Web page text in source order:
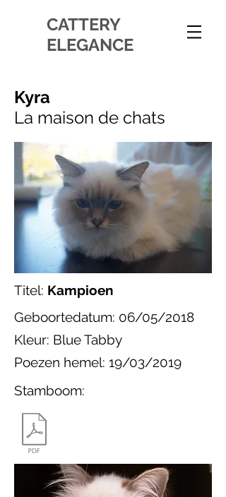
CATTERY
ELEGANCE
Kyra
La maison de chats
Titel: Kampioen
Geboortedatum: 06/05/2018
Kleur: Blue Tabby
Poezen hemel: 19/03/2019
Stamboom: